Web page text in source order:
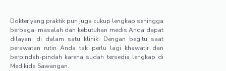
Dokter yang praktik pun juga cukup lengkap sehingga
berbagai masalah dan kebutuhan medis Anda dapat
dilayani di dalam satu klinik. Dengan begitu saat
perawatan rutin Anda tak perlu lagi khawatir dan
berpindah-pindah karena sudah tersedia lengkap di
Medikids Sawangan.